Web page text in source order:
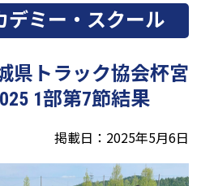
デミー・スクール
県トラック協会杯宮
1部第7節結果
掲載日：2025年5月6日